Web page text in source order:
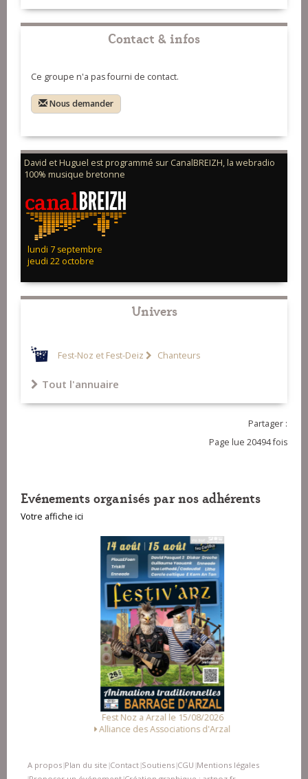
Contact & infos
Ce groupe n'a pas fourni de contact.
Nous demander
David et Huguel est programmé sur CanalBREIZH, la webradio
100% musique bretonne
lundi 7 septembre
jeudi 22 octobre
Univers
Fest-Noz et Fest-Deiz Chanteurs
Tout l'annuaire
Partager :
Page lue 20494 fois
Evénements organisés par nos adhérents
Votre affiche ici
Fest Noz a Arzal le 15/08/2026
Alliance des Associations d'Arzal
A propos |Plan du site |Contact |Soutiens |CGU |Mentions légales